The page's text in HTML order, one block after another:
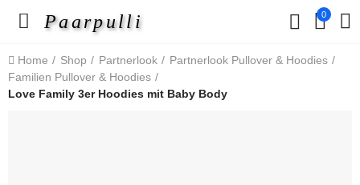
Paarpulli 0
Home Shop Partnerlook
Partnerlook Pullover & Hoodies
Familien Pullover & Hoodies
Love Family 3er Hoodies mit Baby Body